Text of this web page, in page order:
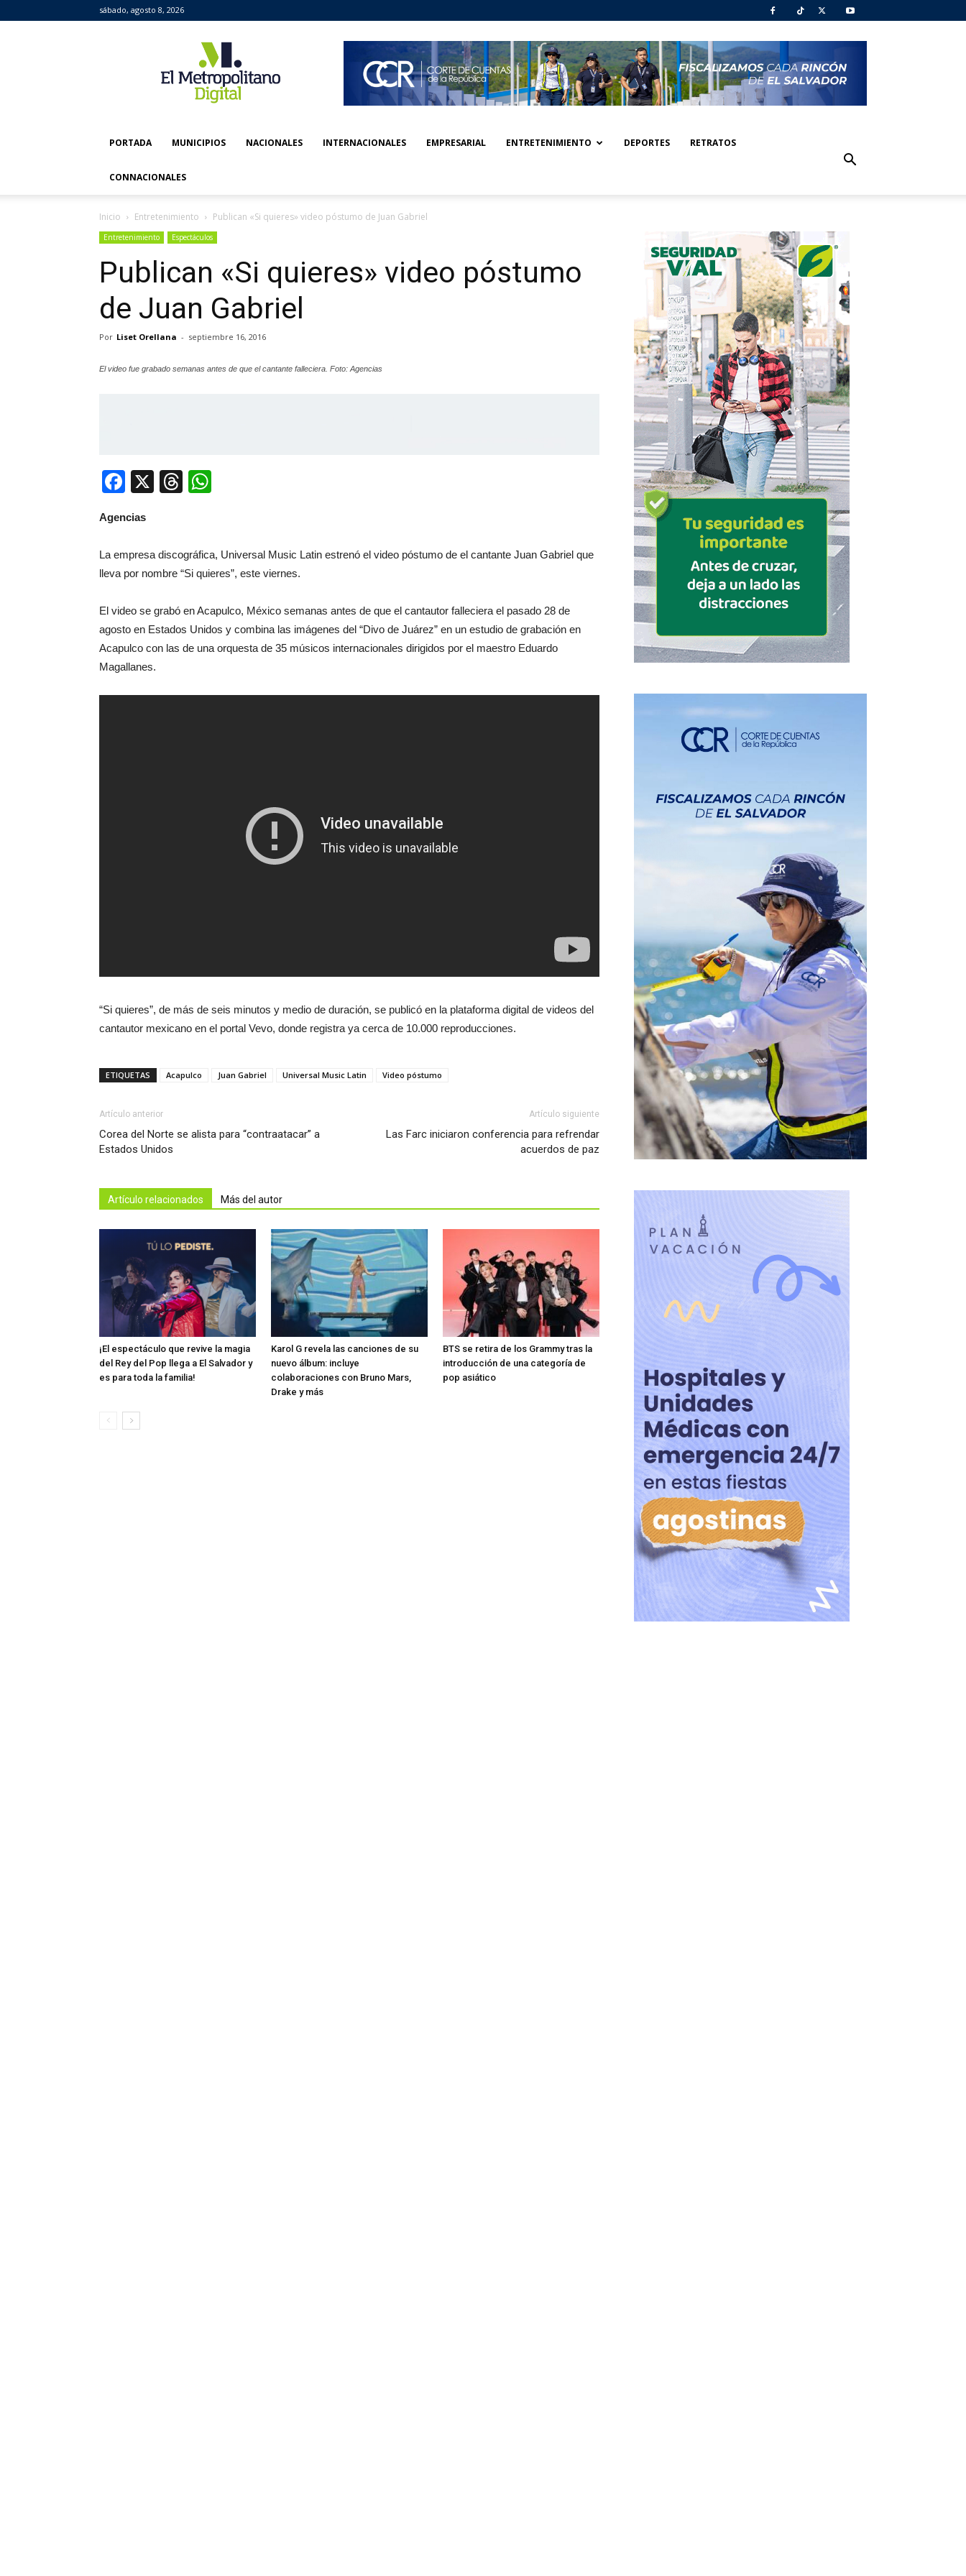
sábado, agosto 8, 2026
Metropolitano
Digital
PORTADA MUNICIPIOS NACIONALES INTERNACIONALES EMPRESARIAL ENTRETENIMIENTO DEPORTES RETRATOS
CONNACIONALES
Inicio Entretenimiento Publican «Si quieres» video póstumo de Juan Gabriel
Entretenimiento Espectáculos
Publican «Si quieres» video póstumo
de Juan Gabriel
Por Liset Orellana - septiembre 16, 2016
El video fue grabado semanas antes de que el cantante falleciera. Foto: Agencias
Facebook
X Threads
Agencias
La empresa discográfica, Universal Music Latin estrenó el video póstumo de el cantante Juan Gabriel que
lleva por nombre “Si quieres”, este viernes.
El video se grabó en Acapulco, México semanas antes de que el cantautor falleciera el pasado 28 de
agosto en Estados Unidos y combina las imágenes del “Divo de Juárez” en un estudio de grabación en
Acapulco con las de una orquesta de 35 músicos internacionales dirigidos por el maestro Eduardo
Magallanes.
“Si quieres”, de más de seis minutos y medio de duración, se publicó en la plataforma digital de videos del
cantautor mexicano en el portal Vevo, donde registra ya cerca de 10.000 reproducciones.
ETIQUETAS Acapulco Juan Gabriel Universal Music Latin Video póstumo
Artículo anterior
Corea del Norte se alista para “contraatacar” a
Estados Unidos
Artículo siguiente
Las Farc iniciaron conferencia para refrendar
acuerdos de paz
Artículo relacionados Más del autor
¡El espectáculo que revive la magia
del Rey del Pop llega a El Salvador y
es para toda la familia!
Karol G revela las canciones de su
nuevo álbum: incluye
colaboraciones con Bruno Mars,
Drake y más
BTS se retira de los Grammy tras la
introducción de una categoría de
pop asiático